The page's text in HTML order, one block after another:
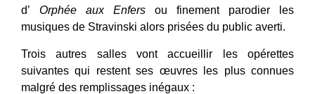
d’ Orphée aux Enfers ou finement parodier les
musiques de Stravinski alors prisées du public averti.
Trois autres salles vont accueillir les opérettes
suivantes qui restent ses œuvres les plus connues
malgré des remplissages inégaux :